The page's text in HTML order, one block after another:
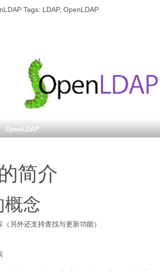
Tags: LDAP, OpenLDAP
OpenLDAP
简介
念
另外还支持查找与更新功能）